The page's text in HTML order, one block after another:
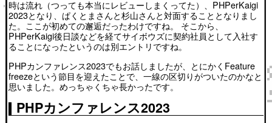
時は流れ（つっても本当にレビューしまくってた）、PHPerKaigi
2023となり、ぱくとまさんと杉山さんと対面することとなりまし
た。ここが初めての邂逅だったわけですね。 そこから、
PHPerKaigi後日談などを経てサイボウズに契約社員として入社す
ることになったというのは別エントリですね。
PHPカンファレンス2023でもお話しましたが、とにかくFeature
freezeという節目を迎えたことで、一線の区切りがついたのかなと
思いました。めっちゃくちゃ長かったです。
PHPカンファレンス2023